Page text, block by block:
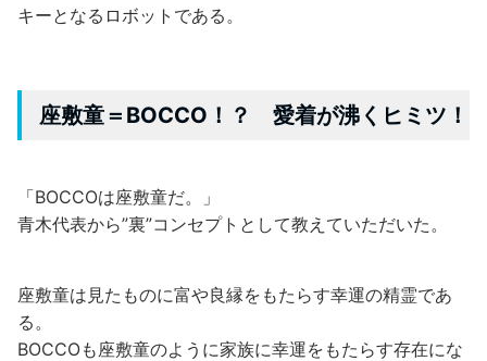
キーとなるロボットである。
座敷童＝BOCCO！？ 愛着が沸くヒミツ！
「BOCCOは座敷童だ。」
青木代表から”裏”コンセプトとして教えていただいた。
座敷童は見たものに富や良縁をもたらす幸運の精霊であ
る。
BOCCOも座敷童のように家族に幸運をもたらす存在にな